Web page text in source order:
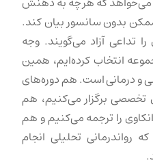
بدون سانسور بیان کند.
را تداعی آزاد می‌گویند. وجه
انتخاب کرده‌ایم، همین
و درمانی است. هم دوره‌های
برگزار می‌کنیم، هم
را ترجمه می‌کنیم و هم
رواندرمانی تحلیلی انجام